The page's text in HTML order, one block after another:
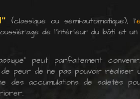
(classique ou semi-automatique), l'
de l'intérieur du bâti et
peut parfaitement
peur de ne pas pouvoir réaliser
des accumulations de saletés